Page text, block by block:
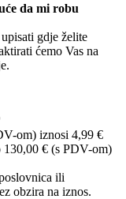
da mi robu
gdje želite
ćemo Vas na
om) iznosi 4,99 €
130,00 € (s PDV-om)
ili
obzira na iznos.